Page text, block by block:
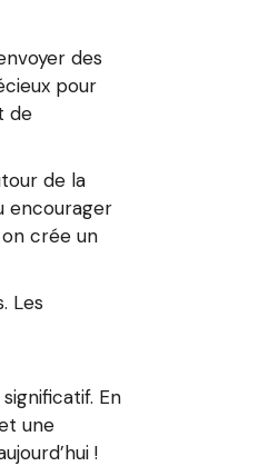
des
pour
de
de la
encourager
crée un
Les
En
une
!